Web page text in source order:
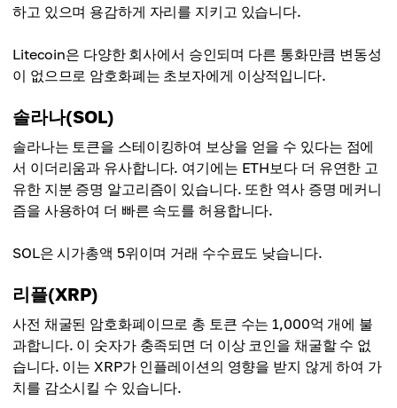
하고 있으며 용감하게 자리를 지키고 있습니다.
Litecoin은 다양한 회사에서 승인되며 다른 통화만큼 변동성
이 없으므로 암호화폐는 초보자에게 이상적입니다.
솔라나(SOL)
솔라나는 토큰을 스테이킹하여 보상을 얻을 수 있다는 점에
서 이더리움과 유사합니다. 여기에는 ETH보다 더 유연한 고
유한 지분 증명 알고리즘이 있습니다. 또한 역사 증명 메커니
즘을 사용하여 더 빠른 속도를 허용합니다.
SOL은 시가총액 5위이며 거래 수수료도 낮습니다.
리플(XRP)
사전 채굴된 암호화폐이므로 총 토큰 수는 1,000억 개에 불
과합니다. 이 숫자가 충족되면 더 이상 코인을 채굴할 수 없
습니다. 이는 XRP가 인플레이션의 영향을 받지 않게 하여 가
치를 감소시킬 수 있습니다.